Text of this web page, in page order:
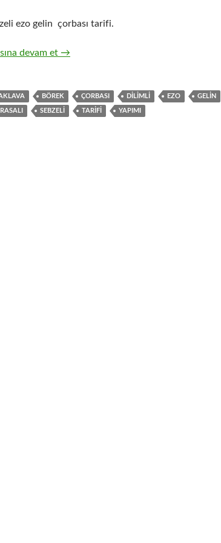
ezo gelin çorbası tarifi.
Dilimi Pırasalı Börek(Yine Birarada)
devam et →
BÖREK ÇORBASI DILIMLI EZO GELIN
SEBZELI TARIFI YAPIMI